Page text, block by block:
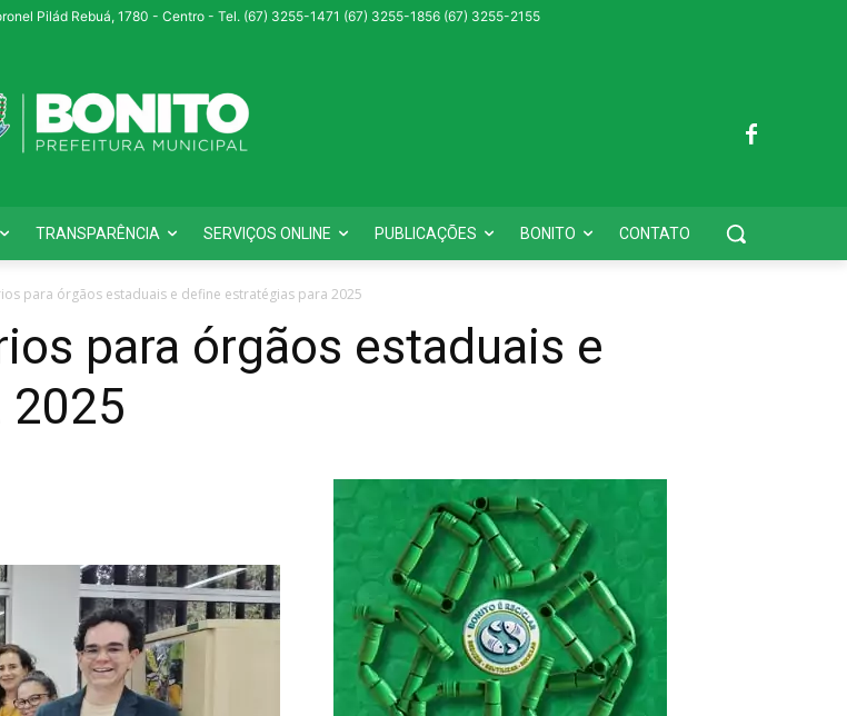
Pilád Rebuá, 1780 - Centro - Tel. (67) 3255-1471 (67) 3255-1856 (67) 3255-2155
TRANSPARÊNCIA SERVIÇOS ONLINE PUBLICAÇÕES BONITO CONTATO
para órgãos estaduais e define estratégias para 2025
para órgãos estaduais e
2025